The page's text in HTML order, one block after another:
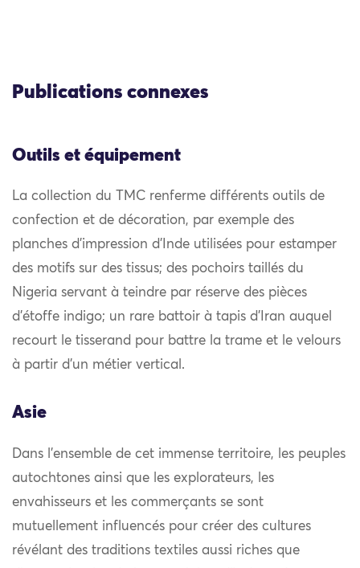
Publications connexes
Outils et équipement
La collection du TMC renferme différents outils de
confection et de décoration, par exemple des
planches d’impression d’Inde utilisées pour estamper
des motifs sur des tissus; des pochoirs taillés du
Nigeria servant à teindre par réserve des pièces
d’étoffe indigo; un rare battoir à tapis d’Iran auquel
recourt le tisserand pour battre la trame et le velours
à partir d’un métier vertical.
Asie
Dans l’ensemble de cet immense territoire, les peuples
autochtones ainsi que les explorateurs, les
envahisseurs et les commerçants se sont
mutuellement influencés pour créer des cultures
révélant des traditions textiles aussi riches que